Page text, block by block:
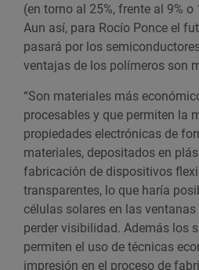
(en torno al 25%, frente al 9%
Aun así, para Rocío Ponce el
pasará por los
ventajas de los polímeros son
“Son materiales más
procesables y que permiten la
propiedades electrónicas de
materiales, depositados en
fabricación de dispositivos
transparentes, lo que haría
células solares en las
perder visibilidad. Además los
permiten el uso de técnicas
impresión en el proceso de